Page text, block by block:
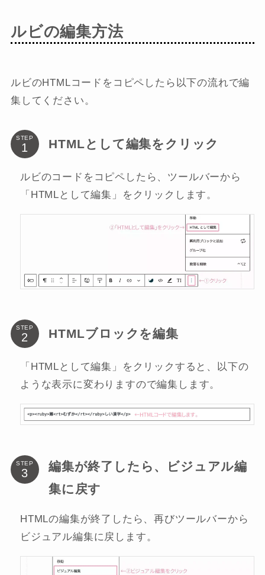
ルビの編集方法
ルビのHTMLコードをコピペしたら以下の流れで編
集してください。
STEP HTMLとして編集をクリック
ルビのコードをコピペしたら、ツールバーから
「HTMLとして編集」をクリックします。
STEP HTMLブロックを編集
「HTMLとして編集」をクリックすると、以下の
ような表示に変わりますので編集します。
STEP
編集が終了したら、ビジュアル編
集に戻す
HTMLの編集が終了したら、再びツールバーから
ビジュアル編集に戻します。